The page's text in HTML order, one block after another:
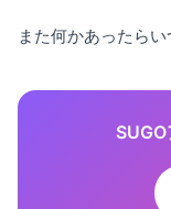
また何かあったらい